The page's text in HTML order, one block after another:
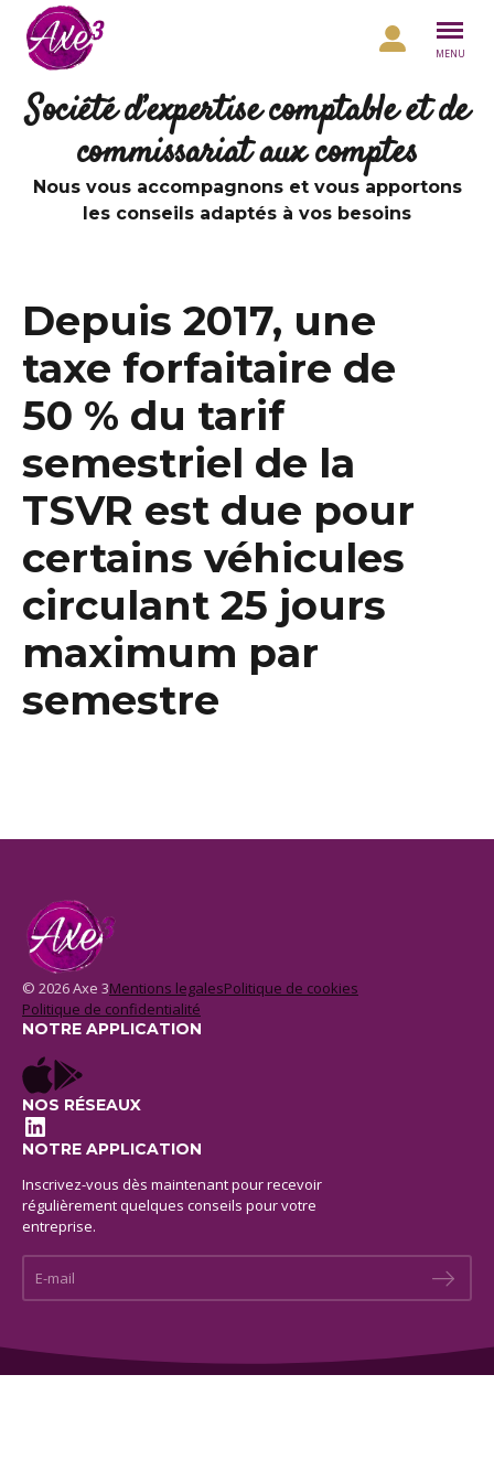
Aller au contenu
MENU
Société d’expertise comptable et de
commissariat aux comptes
Nous vous accompagnons et vous apportons
les conseils adaptés à vos besoins
Depuis 2017, une
taxe forfaitaire de
50 % du tarif
semestriel de la
TSVR est due pour
certains véhicules
circulant 25 jours
maximum par
semestre
© 2026 Axe 3Mentions legalesPolitique de cookies
Politique de confidentialité
NOTRE APPLICATION
NOS RÉSEAUX
LinkedIn
NOTRE APPLICATION
Inscrivez-vous dès maintenant pour recevoir
régulièrement quelques conseils pour votre
entreprise.